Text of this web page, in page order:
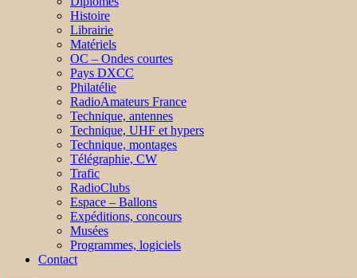
Histoire
Librairie
Matériels
OC – Ondes courtes
Pays DXCC
Philatélie
RadioAmateurs France
Technique, antennes
Technique, UHF et hypers
Technique, montages
Télégraphie, CW
Trafic
RadioClubs
Espace – Ballons
Expéditions, concours
Musées
Programmes, logiciels
Contact